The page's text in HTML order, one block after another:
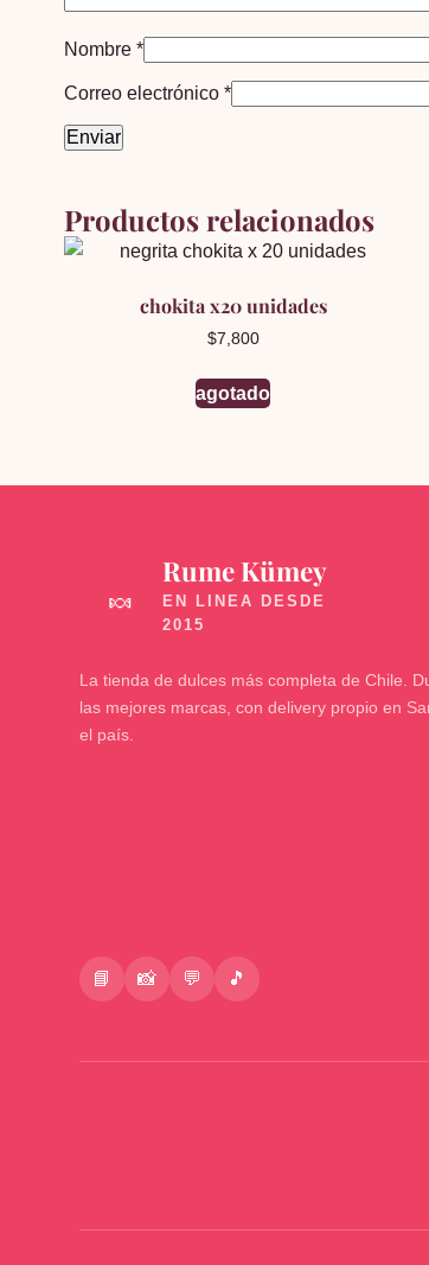
Nombre *
Correo electrónico *
Productos relacionados
chokita x20 unidades
$7,800
agotado
🍬
Rume Kümey
La tienda de dulces más completa de Chile.
las mejores marcas, con delivery propio en
el país.
📘 📸 💬 🎵